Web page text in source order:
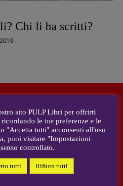
Costigliola,
,Elio
Valentina
, Nicole
,Tania Tonin
Chi li ha scritti?
Costigliola,Anna da Re
sito PULP Libri per offrirti
le tue preferenze e le
"Accetta tutti" acconsenti all'uso
puoi visitare "Impostazioni
controllato.
tutti Rifiuto tutti